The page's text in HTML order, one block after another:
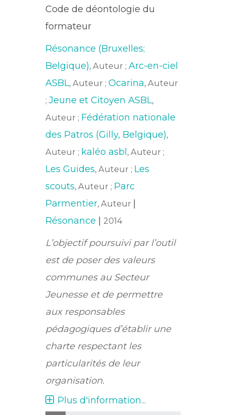
Code de déontologie du
formateur
Résonance (Bruxelles;
Belgique), Auteur ;Arc-en-ciel
ASBL, Auteur ;Ocarina, Auteur
;Jeune et Citoyen ASBL,
Auteur ; Fédération nationale
des Patros (Gilly, Belgique),
Auteur ; kaléo asbl , Auteur ;
Les Guides, Auteur ; Les
scouts, Auteur ; Parc
Parmentier, Auteur
Résonance
2014
L’objectif poursuivi par l’outil
est de poser des valeurs
communes au Secteur
Jeunesse et de permettre
aux responsables
pédagogiques d’établir une
charte respectant les
particularités de leur
organisation.
Plus d'information...